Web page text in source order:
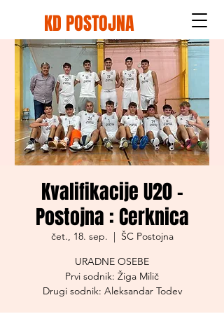
KD POSTOJNA
Kvalifikacije U20 -
Postojna : Cerknica
čet., 18. sep.
  |
ŠC Postojna
URADNE OSEBE
Prvi sodnik: Žiga Milič
Drugi sodnik: Aleksandar Todev